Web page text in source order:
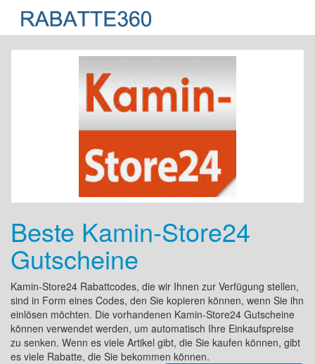
Beste Kamin-Store24
Gutscheine
Kamin-Store24 Rabattcodes, die wir Ihnen zur Verfügung stellen,
sind in Form eines Codes, den Sie kopieren können, wenn Sie ihn
einlösen möchten. Die vorhandenen Kamin-Store24 Gutscheine
können verwendet werden, um automatisch Ihre Einkaufspreise
zu senken. Wenn es viele Artikel gibt, die Sie kaufen können, gibt
es viele Rabatte, die Sie bekommen können.